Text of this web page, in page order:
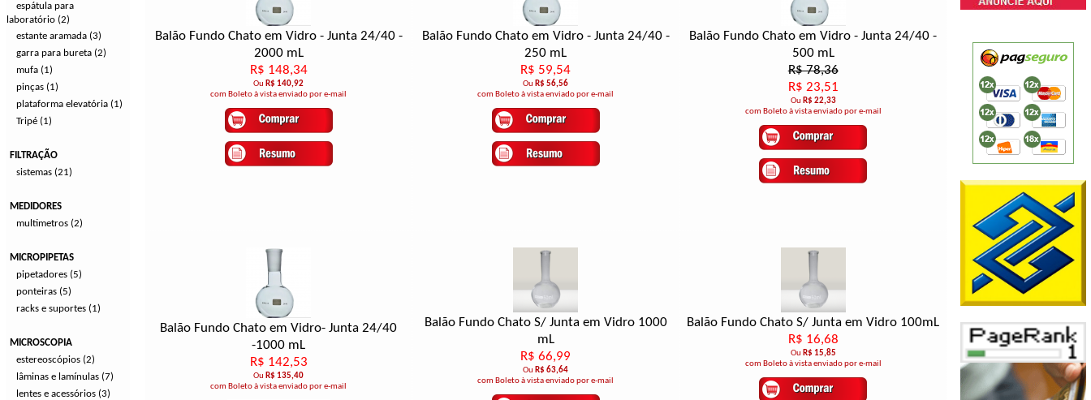
espátula para
laboratório (2)
estante aramada (3)
garra para bureta (2)
mufa (1)
pinças (1)
plataforma elevatória (1)
Tripé (1)
FILTRAÇÃO
sistemas (21)
MEDIDORES
multimetros (2)
MICROPIPETAS
pipetadores (5)
ponteiras (5)
racks e suportes (1)
MICROSCOPIA
estereoscópios (2)
lâminas e lamínulas (7)
lentes e acessórios (3)
Balão Fundo Chato em Vidro - Junta 24/40 -
2000 mL
R$ 148,34
Ou R$ 140,92
com Boleto à vista enviado por e-mail
Balão Fundo Chato em Vidro - Junta 24/40 -
250 mL
R$ 59,54
Ou R$ 56,56
com Boleto à vista enviado por e-mail
Balão Fundo Chato em Vidro - Junta 24/40 -
500 mL
R$ 78,36
R$ 23,51
Ou R$ 22,33
com Boleto à vista enviado por e-mail
Balão Fundo Chato em Vidro- Junta 24/40
-1000 mL
R$ 142,53
Ou R$ 135,40
com Boleto à vista enviado por e-mail
Balão Fundo Chato S/ Junta em Vidro 1000
mL
R$ 66,99
Ou R$ 63,64
com Boleto à vista enviado por e-mail
Balão Fundo Chato S/ Junta em Vidro 100mL
R$ 16,68
Ou R$ 15,85
com Boleto à vista enviado por e-mail